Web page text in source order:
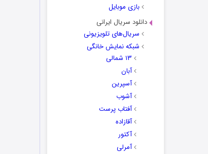
بازی موبایل
دانلود سریال ایرانی
سریال‌های تلویزیونی
شبکه نمایش خانگی
۱۳ شمالی
آبان
آسپرین
آشوب
آفتاب پرست
آقازاده
آکتور
آمرلی